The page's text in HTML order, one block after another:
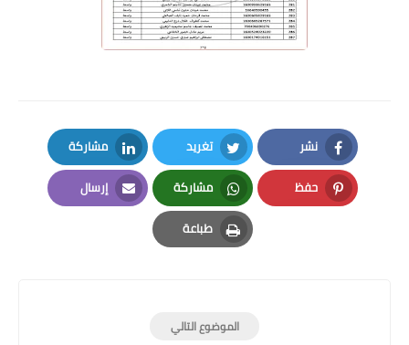
نشر
Facebook
تغريد
Twitter
مشاركة
LinkedIn
حفظ
Pinterest
مشاركة
Whatsapp
إرسال
Email
طباعة
Print
الموضوع التالي